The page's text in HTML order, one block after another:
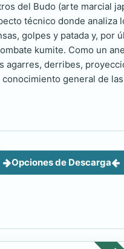
del Budo (arte marcial
técnico donde
golpes y patada y, por
kumite. Como un
agarres, derribes,
general de
Opciones de Descarga